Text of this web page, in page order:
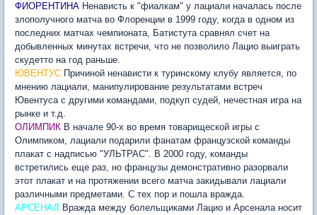
ФИОРЕНТИНА Ненависть к "фиалкам" у лациали началась после
злополучного матча во Флоренции в 1999 году, когда в одном из
последних матчах чемпионата, Батистута сравнял счет на
добывленных минутах встречи, что не позволило Лацио выиграть
скудетто на год раньше.
ЮВЕНТУС Причиной ненависти к туринскому клубу является, по
мнению лациали, манипулирование результатами встреч
Ювентуса с другими командами, подкуп судей, нечестная игра на
рынке и т.д.
ОЛИМПИК В начале 90-х во время товарищеской игры с
Олимпиком, лациали подарили фанатам французской команды
плакат с надписью "УЛЬТРАС". В 2000 году, команды
встретились еще раз, но французы демонстративно разорвали
этот плакат и на протяжении всего матча закидывали лациали
различными предметами. С тех пор и пошла вражда.
АРСЕНАЛ Вражда между болельщиками Лацио и Арсенала носит